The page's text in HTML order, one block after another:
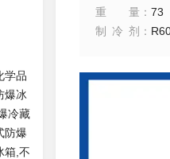
学品
爆冰
冷藏
防爆
箱,不
重量 ： 73
制冷剂 ：